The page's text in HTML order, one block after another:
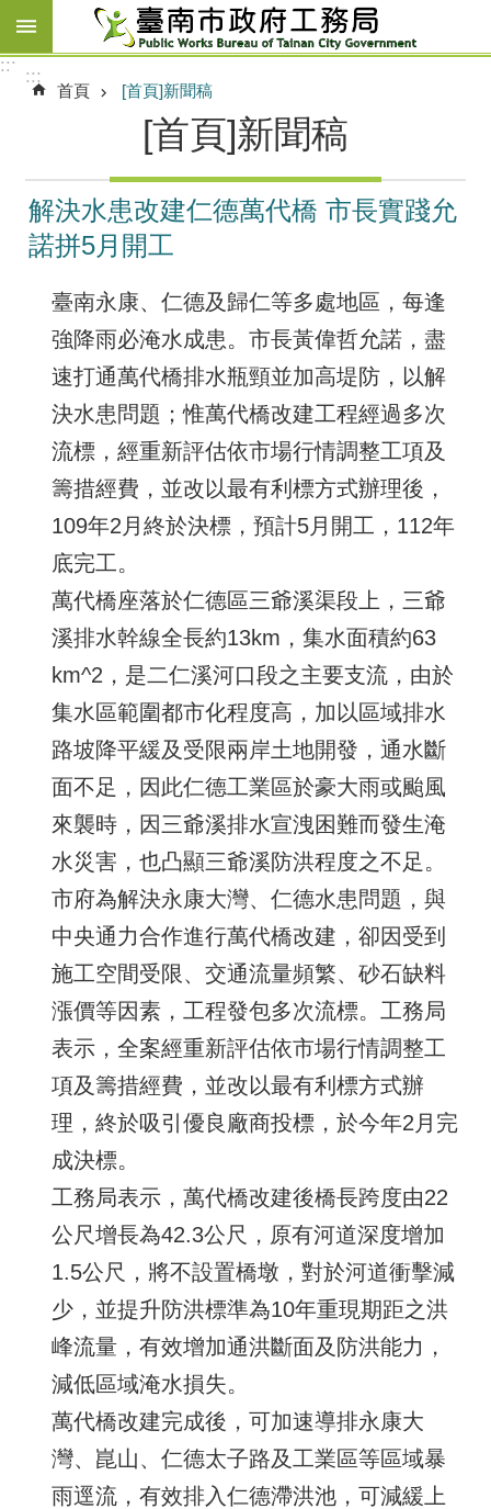
跳到主要內容區塊
:::
:::
首頁 [首頁]新聞稿
[首頁]新聞稿
解決水患改建仁德萬代橋 市長實踐允
諾拼5月開工
臺南永康、仁德及歸仁等多處地區，每逢
強降雨必淹水成患。市長黃偉哲允諾，盡
速打通萬代橋排水瓶頸並加高堤防，以解
決水患問題；惟萬代橋改建工程經過多次
流標，經重新評估依市場行情調整工項及
籌措經費，並改以最有利標方式辦理後，
109年2月終於決標，預計5月開工，112年
底完工。
萬代橋座落於仁德區三爺溪渠段上，三爺
溪排水幹線全長約13km，集水面積約63
km^2，是二仁溪河口段之主要支流，由於
集水區範圍都市化程度高，加以區域排水
路坡降平緩及受限兩岸土地開發，通水斷
面不足，因此仁德工業區於豪大雨或颱風
來襲時，因三爺溪排水宣洩困難而發生淹
水災害，也凸顯三爺溪防洪程度之不足。
市府為解決永康大灣、仁德水患問題，與
中央通力合作進行萬代橋改建，卻因受到
施工空間受限、交通流量頻繁、砂石缺料
漲價等因素，工程發包多次流標。工務局
表示，全案經重新評估依市場行情調整工
項及籌措經費，並改以最有利標方式辦
理，終於吸引優良廠商投標，於今年2月完
成決標。
工務局表示，萬代橋改建後橋長跨度由22
公尺增長為42.3公尺，原有河道深度增加
1.5公尺，將不設置橋墩，對於河道衝擊減
少，並提升防洪標準為10年重現期距之洪
峰流量，有效增加通洪斷面及防洪能力，
減低區域淹水損失。
萬代橋改建完成後，可加速導排永康大
灣、崑山、仁德太子路及工業區等區域暴
雨逕流，有效排入仁德滯洪池，可減緩上